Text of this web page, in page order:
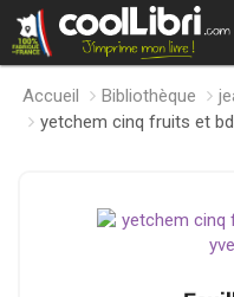
Accueil Bibliothèque
yetchem cinq fruits et